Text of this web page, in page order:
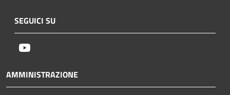
SEGUICI SU
AMMINISTRAZIONE